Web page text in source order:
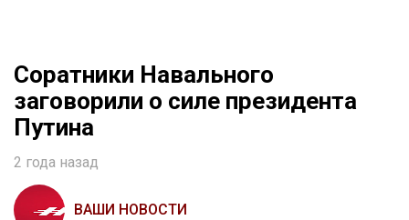
Соратники Навального
заговорили о силе президента
Путина
2 года назад
ВАШИ НОВОСТИ